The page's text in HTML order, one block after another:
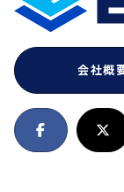
会社概